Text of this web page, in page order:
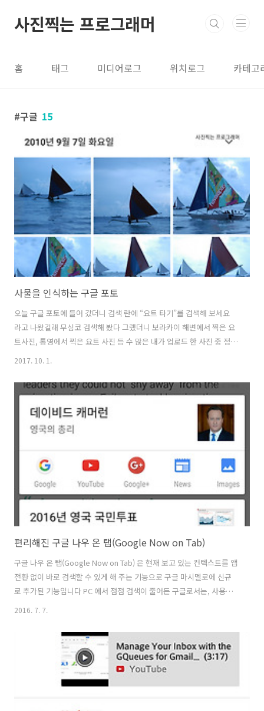
사진찍는 프로그래머
홈 태그 미디어로그 위치로그 카테고
구글 15
사물을 인식하는 구글 포토
오늘 구글 포토에 들어 갔더니 검색 란에 “요트 타기”를 검색해 보세요
라고 나왔길래 무심코 검색해 봤다 그랬더니 보라카이 해변에서 찍은 요
트사진, 통영에서 찍은 요트 사진 등 수 많은 내가 업로드 한 사진 중 정말
로 요트/배 모양이 들어간 사진들을 검색해 준다 혹시나 싶어 “자전거”
지나, 인공지능(AI)을 이용한 빅데이터 학습으로 스스로 수 많은 사물을
자동으로 구분 가능해 졌다는 얘기를 익히 들었지만 실 생활에 가장 가깝
게 와 닿는 건 역시 구글 플랫폼구글은 사용자가 올린 엄청난 사진들을
활용해서 기계 학습의 수준을 엄청난 속도로 업그레이드 시키고 있다. 조
만간 사람이 일일이 태그를 달지 않아도 사진 속에 있는 특정 사물/인물
2017. 10. 1.
편리해진 구글 나우 온 탭(Google Now on Tab)
구글 나우 온 탭(Google Now on Tab) 은 현재 보고 있는 컨텍스트를 앱
전환 없이 바로 검색할 수 있게 해 주는 기능으로 구글 마시멜로에 신규
로 추가된 기능입니다 PC 에서 점점 검색이 줄어든 구글로서는, 사용자
를 최대한 구글 검색으로 끌어 들이기 위한 전략이기도 해서 계속 기능을
능 등이 추가 되었습니다. 위 사진처럼, 기사를 읽다가 홈버튼을 길게 누
르면 구글 나우 온 탭이 시작되면서 현재 보고 있는 창에 있는 내용에 많
는 다양한 정보를 제공합니다 브렉시트 관련된 기사이다 보니 영국 총리
와 국민투표 내용이 바로 나오네요 그 밑에는 순서대로, 검색, 공유, 텍스
트 선택, 확장 메뉴가 있습니다 공유는 현재 화면을 바로 캡처..
2016. 7. 7.